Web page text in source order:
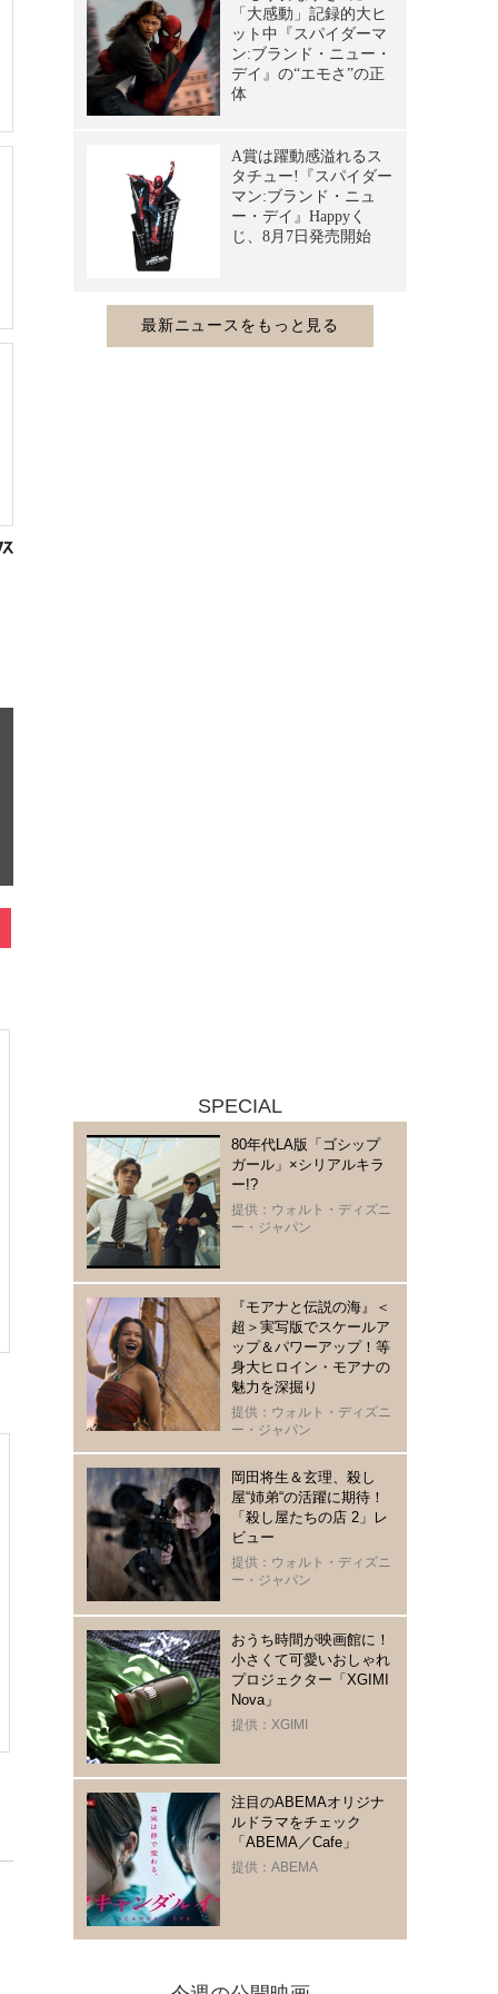
SPECIAL
80年代LA版「ゴシップ
ガール」×シリアルキラ
ー!?
提供：ウォルト・ディズニ
ー・ジャパン
『モアナと伝説の海』＜
超＞実写版でスケールア
ップ＆パワーアップ！等
身大ヒロイン・モアナの
魅力を深掘り
提供：ウォルト・ディズニ
ー・ジャパン
岡田将生＆玄理、殺し
屋“姉弟“の活躍に期待！
「殺し屋たちの店 2」レ
ビュー
提供：ウォルト・ディズニ
ー・ジャパン
おうち時間が映画館に！
小さくて可愛いおしゃれ
プロジェクター「XGIMI
Nova」
提供：XGIMI
注目のABEMAオリジナ
ルドラマをチェック
「ABEMA／Cafe」
提供：ABEMA